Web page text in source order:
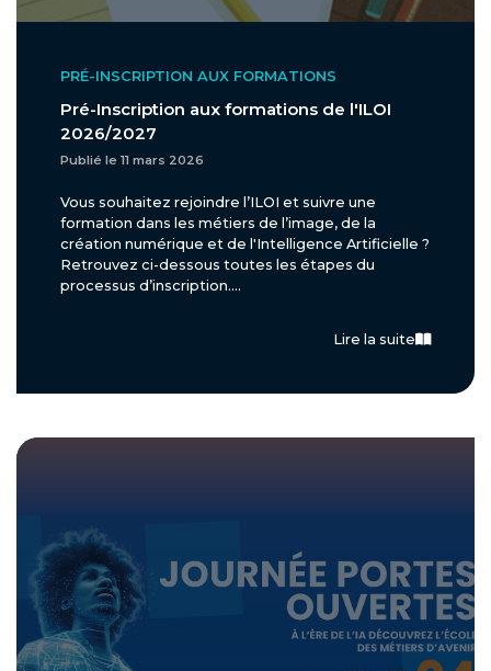
PRÉ-INSCRIPTION AUX FORMATIONS
Pré-Inscription aux formations de l'ILOI
2026/2027
Publié le 11 mars 2026
Vous souhaitez rejoindre l’ILOI et suivre une
formation dans les métiers de l’image, de la
création numérique et de l'Intelligence Artificielle ?
Retrouvez ci-dessous toutes les étapes du
processus d’inscription....
Lire la suite